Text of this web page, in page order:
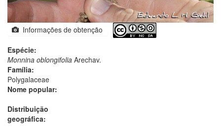
Informações de obtenção
Espécie:
Monnina oblongifolia Arechav.
Família:
Polygalaceae
Nome popular:
Distribuição
geográfica: